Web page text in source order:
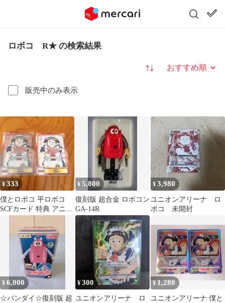
ロボコ R★ の検索結果
販売中のみ表示
並び替え
¥333
僕とロボコ 平ロボコ
SCFカード 特典 アニメ
¥5,800
復刻版 超合金 ロボコン
GA-14R
¥3,980
ユニオンアリーナ ロ
ボコ 未開封
¥6,000
☆バンダイ☆復刻版 超
¥300
ユニオンアリーナ ロ
¥1,280
ユニオンアリーナ 僕と